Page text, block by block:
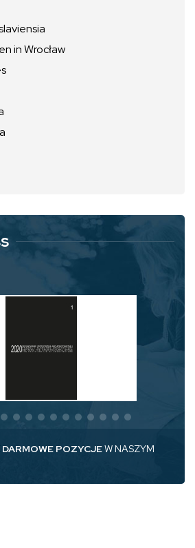
in Wrocław
DARMOWE POZYCJEW NASZYM